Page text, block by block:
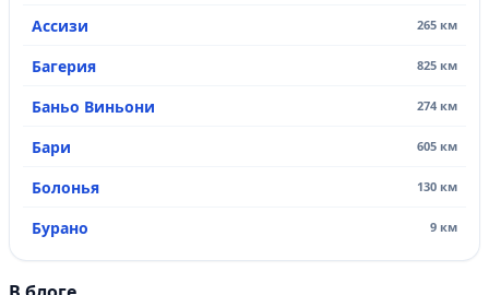
Ассизи 265 км
Багерия 825 км
Баньо Виньони 274 км
Бари 605 км
Болонья 130 км
Бурано 9 км